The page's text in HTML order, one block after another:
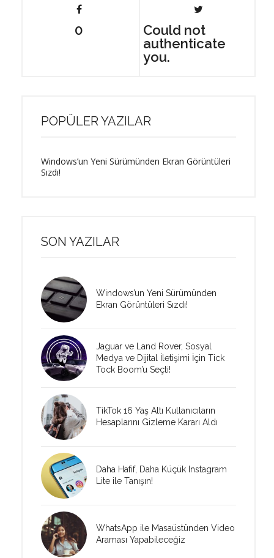
0
Could not
authenticate
you.
POPÜLER YAZILAR
Windows’un Yeni Sürümünden Ekran Görüntüleri
Sızdı!
SON YAZILAR
Windows’un Yeni Sürümünden
Ekran Görüntüleri Sızdı!
Jaguar ve Land Rover, Sosyal
Medya ve Dijital İletişimi İçin Tick
Tock Boom’u Seçti!
TikTok 16 Yaş Altı Kullanıcıların
Hesaplarını Gizleme Kararı Aldı
Daha Hafif, Daha Küçük Instagram
Lite ile Tanışın!
WhatsApp ile Masaüstünden Video
Araması Yapabileceğiz